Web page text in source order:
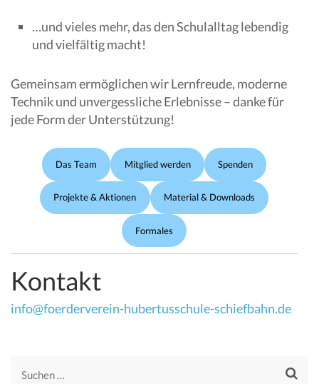
…und vieles mehr, das den Schulalltag lebendig
und vielfältig macht!
Gemeinsam ermöglichen wir Lernfreude, moderne
Technik und unvergessliche Erlebnisse – danke für
jede Form der Unterstützung!
Das Team Mitglied werden Spenden
Projekte & Aktionen Material & Downloads
Formales
Kontakt
info@foerderverein-hubertusschule-schiefbahn.de
Suchen